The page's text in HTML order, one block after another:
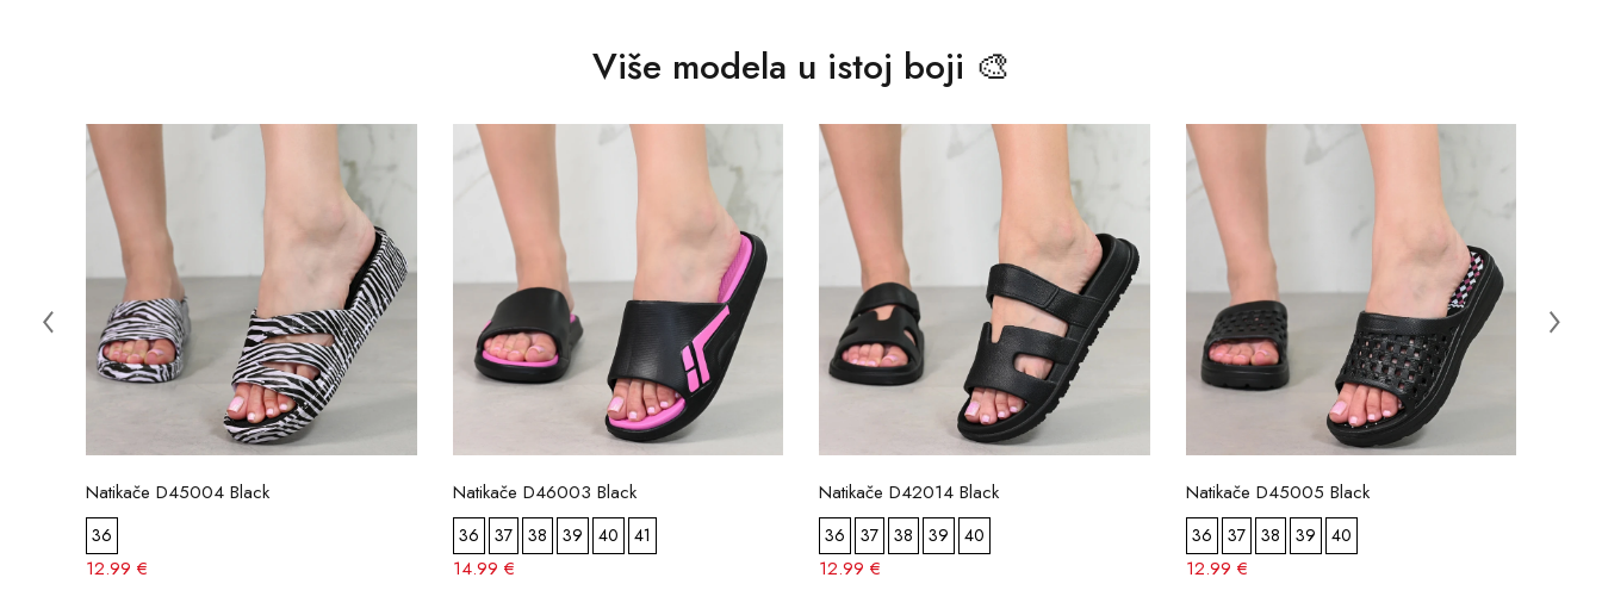
Više modela u istoj boji 🎨
Natikače D45004 Black
36
12.99 €
Natikače D46003 Black
36 37 38 39 40 41
14.99 €
Natikače D42014 Black
36 37 38 39 40
12.99 €
Natikače D45005 Black
36 37 38 39 40
12.99 €